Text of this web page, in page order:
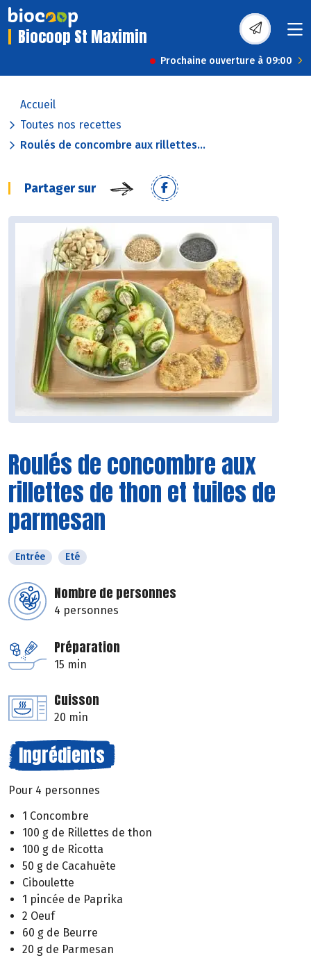
Biocoop St Maximin
Prochaine ouverture à 09:00
Accueil
Toutes nos recettes
Roulés de concombre aux rillettes...
Partager sur
Roulés de concombre aux
rillettes de thon et tuiles de
parmesan
Entrée Eté
Nombre de personnes
4 personnes
Préparation
15 min
Cuisson
20 min
Ingrédients
Pour 4 personnes
1 Concombre
100 g de Rillettes de thon
100 g de Ricotta
50 g de Cacahuète
Ciboulette
1 pincée de Paprika
2 Oeuf
60 g de Beurre
20 g de Parmesan